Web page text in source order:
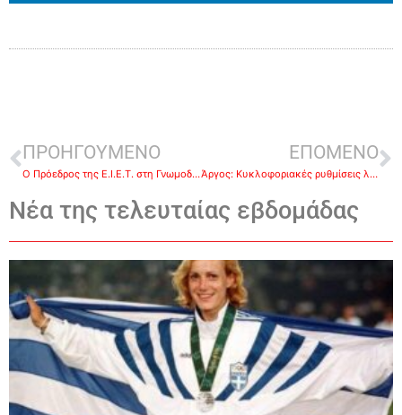
ΠΡΟΗΓΟΥΜΕΝΟ
Ο Πρόεδρος της Ε.Ι.Ε.Τ. στη Γνωμοδοτική Επιτροπή για την Παιδεία στα Μέσα
ΕΠΟΜΕΝΟ
Άργος: Κυκλοφοριακές ρυθμίσεις λόγω εγκατάστασης δικτύου οπτικών ινών
Νέα της τελευταίας εβδομάδας